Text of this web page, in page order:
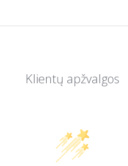
Klientų apžvalgos